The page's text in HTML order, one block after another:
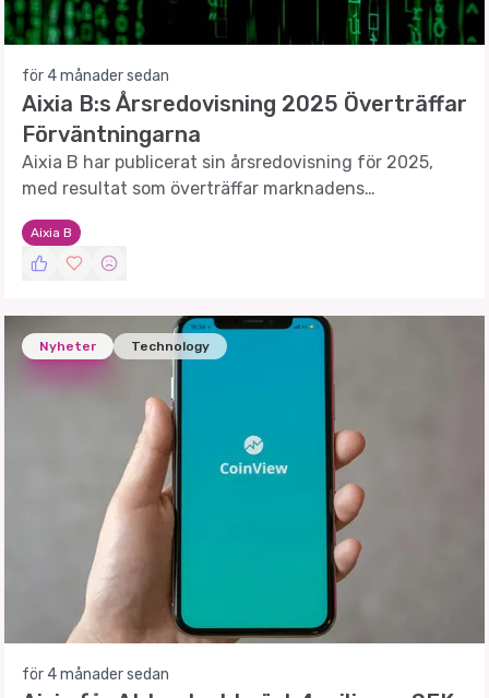
för 4 månader sedan
Aixia B:s Årsredovisning 2025 Överträffar
Förväntningarna
Aixia B har publicerat sin årsredovisning för 2025,
med resultat som överträffar marknadens
förväntningar.
Aixia B
Nyheter Technology
för 4 månader sedan